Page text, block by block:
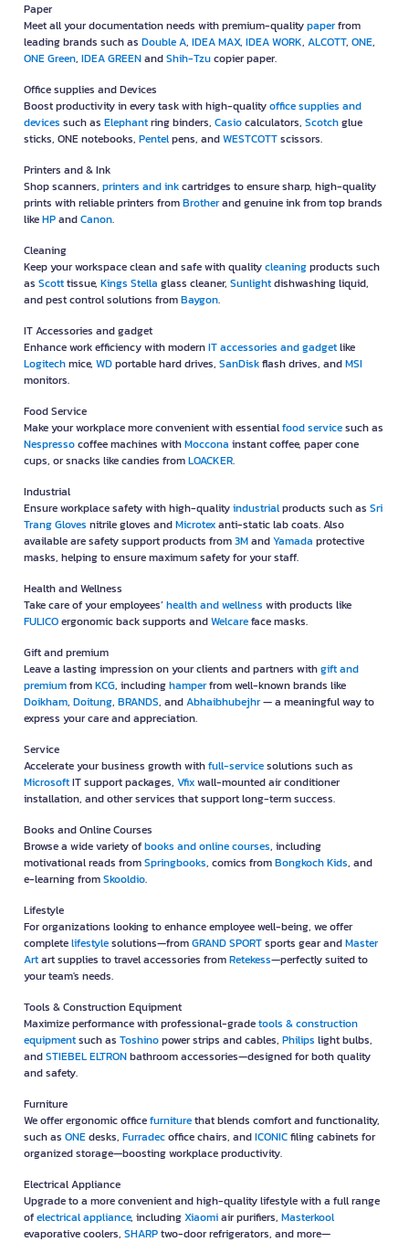
Paper
Meet all your documentation needs with premium-qualitypaperfrom
leading brands such as Double A, IDEA MAX, IDEA WORK, ALCOTT, ONE,
ONE Green, IDEA GREENandShih-Tzucopier paper.
Office supplies and Devices
Boost productivity in every task with high-qualityoffice supplies and
devices such as Elephantring binders, Casiocalculators, Scotchglue
sticks, ONE notebooks, Pentelpens, andWESTCOTTscissors.
Printers and & Ink
Shop scanners, printers and inkcartridges to ensure sharp, high-quality
prints with reliable printers fromBrotherand genuine ink from top brands
likeHPandCanon.
Cleaning
Keep your workspace clean and safe with qualitycleaningproducts such
as Scotttissue, Kings Stella glass cleaner, Sunlightdishwashing liquid,
and pest control solutions fromBaygon.
IT Accessories and gadget
Enhance work efficiency with modernIT accessories and gadgetlike
Logitechmice, WDportable hard drives, SanDiskflash drives, andMSI
monitors.
Food Service
Make your workplace more convenient with essentialfood servicesuch as
Nespressocoffee machines withMoccona instant coffee, paper cone
cups, or snacks like candies fromLOACKER.
Industrial
Ensure workplace safety with high-qualityindustrialproducts such as Sri
Trang Gloves nitrile gloves andMicrotexanti-static lab coats. Also
available are safety support products from3MandYamada protective
masks, helping to ensure maximum safety for your staff.
Health and Wellness
Take care of your employees’health and wellness with products like
FULICOergonomic back supports andWelcareface masks.
Gift and premium
Leave a lasting impression on your clients and partners withgift and
premiumfromKCG, includinghamperfrom well-known brands like
Doikham, Doitung, BRANDS, andAbhaibhubejhr— a meaningful way to
express your care and appreciation.
Service
Accelerate your business growth withfull-servicesolutions such as
MicrosoftIT support packages, Vfixwall-mounted air conditioner
installation, and other services that support long-term success.
Books and Online Courses
Browse a wide variety ofbooks and online courses, including
motivational reads fromSpringbooks, comics fromBongkoch Kids, and
e-learning fromSkooldio.
Lifestyle
For organizations looking to enhance employee well-being, we offer
completelifestylesolutions—fromGRAND SPORTsports gear andMaster
Artart supplies to travel accessories fromRetekess—perfectly suited to
your team's needs.
Tools & Construction Equipment
Maximize performance with professional-gradetools & construction
equipmentsuch as Toshinopower strips and cables, Philips light bulbs,
andSTIEBEL ELTRONbathroom accessories—designed for both quality
and safety.
Furniture
We offer ergonomic officefurniturethat blends comfort and functionality,
such as ONEdesks, Furradecoffice chairs, andICONICfiling cabinets for
organized storage—boosting workplace productivity.
Electrical Appliance
Upgrade to a more convenient and high-quality lifestyle with a full range
ofelectrical appliance, includingXiaomiair purifiers, Masterkool
evaporative coolers, SHARPtwo-door refrigerators, and more—